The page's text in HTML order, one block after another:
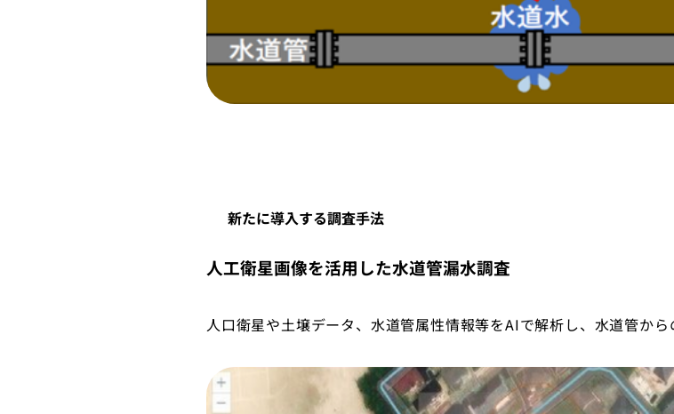
新たに導入する調査手法
人工衛星画像を活用した水道管漏水調査
人口衛星や土壌データ、水道管属性情報等をAIで解析し、水道管から